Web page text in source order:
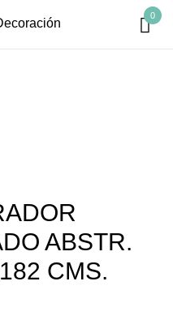
0
ABSTR.
CMS.